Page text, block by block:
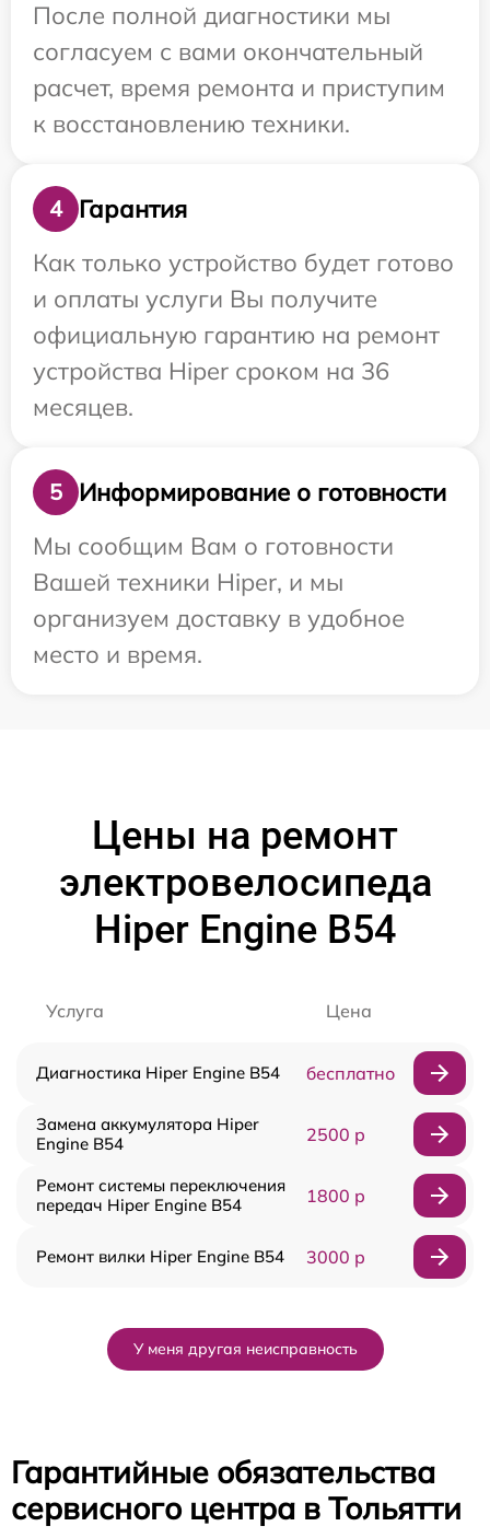
После полной диагностики мы
согласуем с вами окончательный
расчет, время ремонта и приступим
к восстановлению техники.
4
Гарантия
Как только устройство будет готово
и оплаты услуги Вы получите
официальную гарантию на ремонт
устройства Hiper сроком на 36
месяцев.
5
Информирование о готовности
Мы сообщим Вам о готовности
Вашей техники Hiper, и мы
организуем доставку в удобное
место и время.
Цены на ремонт
электровелосипеда
Hiper Engine B54
Услуга Цена
Диагностика Hiper Engine B54 бесплатно
Замена аккумулятора Hiper
Engine B54
2500 р
Ремонт системы переключения
передач Hiper Engine B54
1800 р
Ремонт вилки Hiper Engine B54 3000 р
У меня другая неисправность
Гарантийные обязательства
сервисного центра в Тольятти